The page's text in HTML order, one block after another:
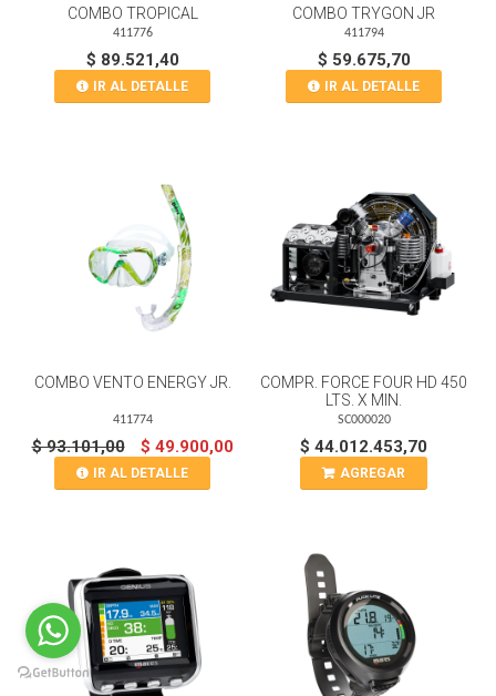
COMBO TROPICAL
411776
$ 89.521,40
IR AL DETALLE
COMBO TRYGON JR
411794
$ 59.675,70
IR AL DETALLE
COMBO VENTO ENERGY JR.
411774
$ 93.101,00 $ 49.900,00
IR AL DETALLE
COMPR. FORCE FOUR HD 450
LTS. X MIN.
SC000020
$ 44.012.453,70
AGREGAR